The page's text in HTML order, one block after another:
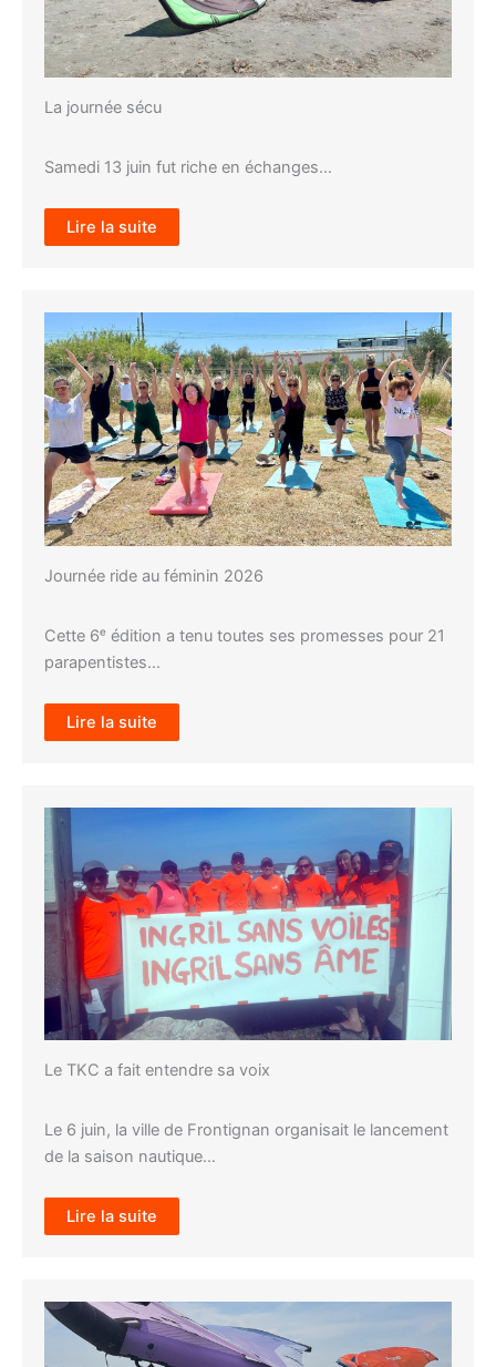
La journée sécu
Samedi 13 juin fut riche en échanges…
Lire la suite
Journée ride au féminin 2026
Cette 6ᵉ édition a tenu toutes ses promesses pour 21
parapentistes…
Lire la suite
Le TKC a fait entendre sa voix
Le 6 juin, la ville de Frontignan organisait le lancement
de la saison nautique…
Lire la suite